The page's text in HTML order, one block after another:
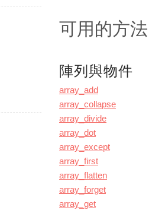
可用的方法
陣列與物件
array_add
array_collapse
array_divide
array_dot
array_except
array_first
array_flatten
array_forget
array_get